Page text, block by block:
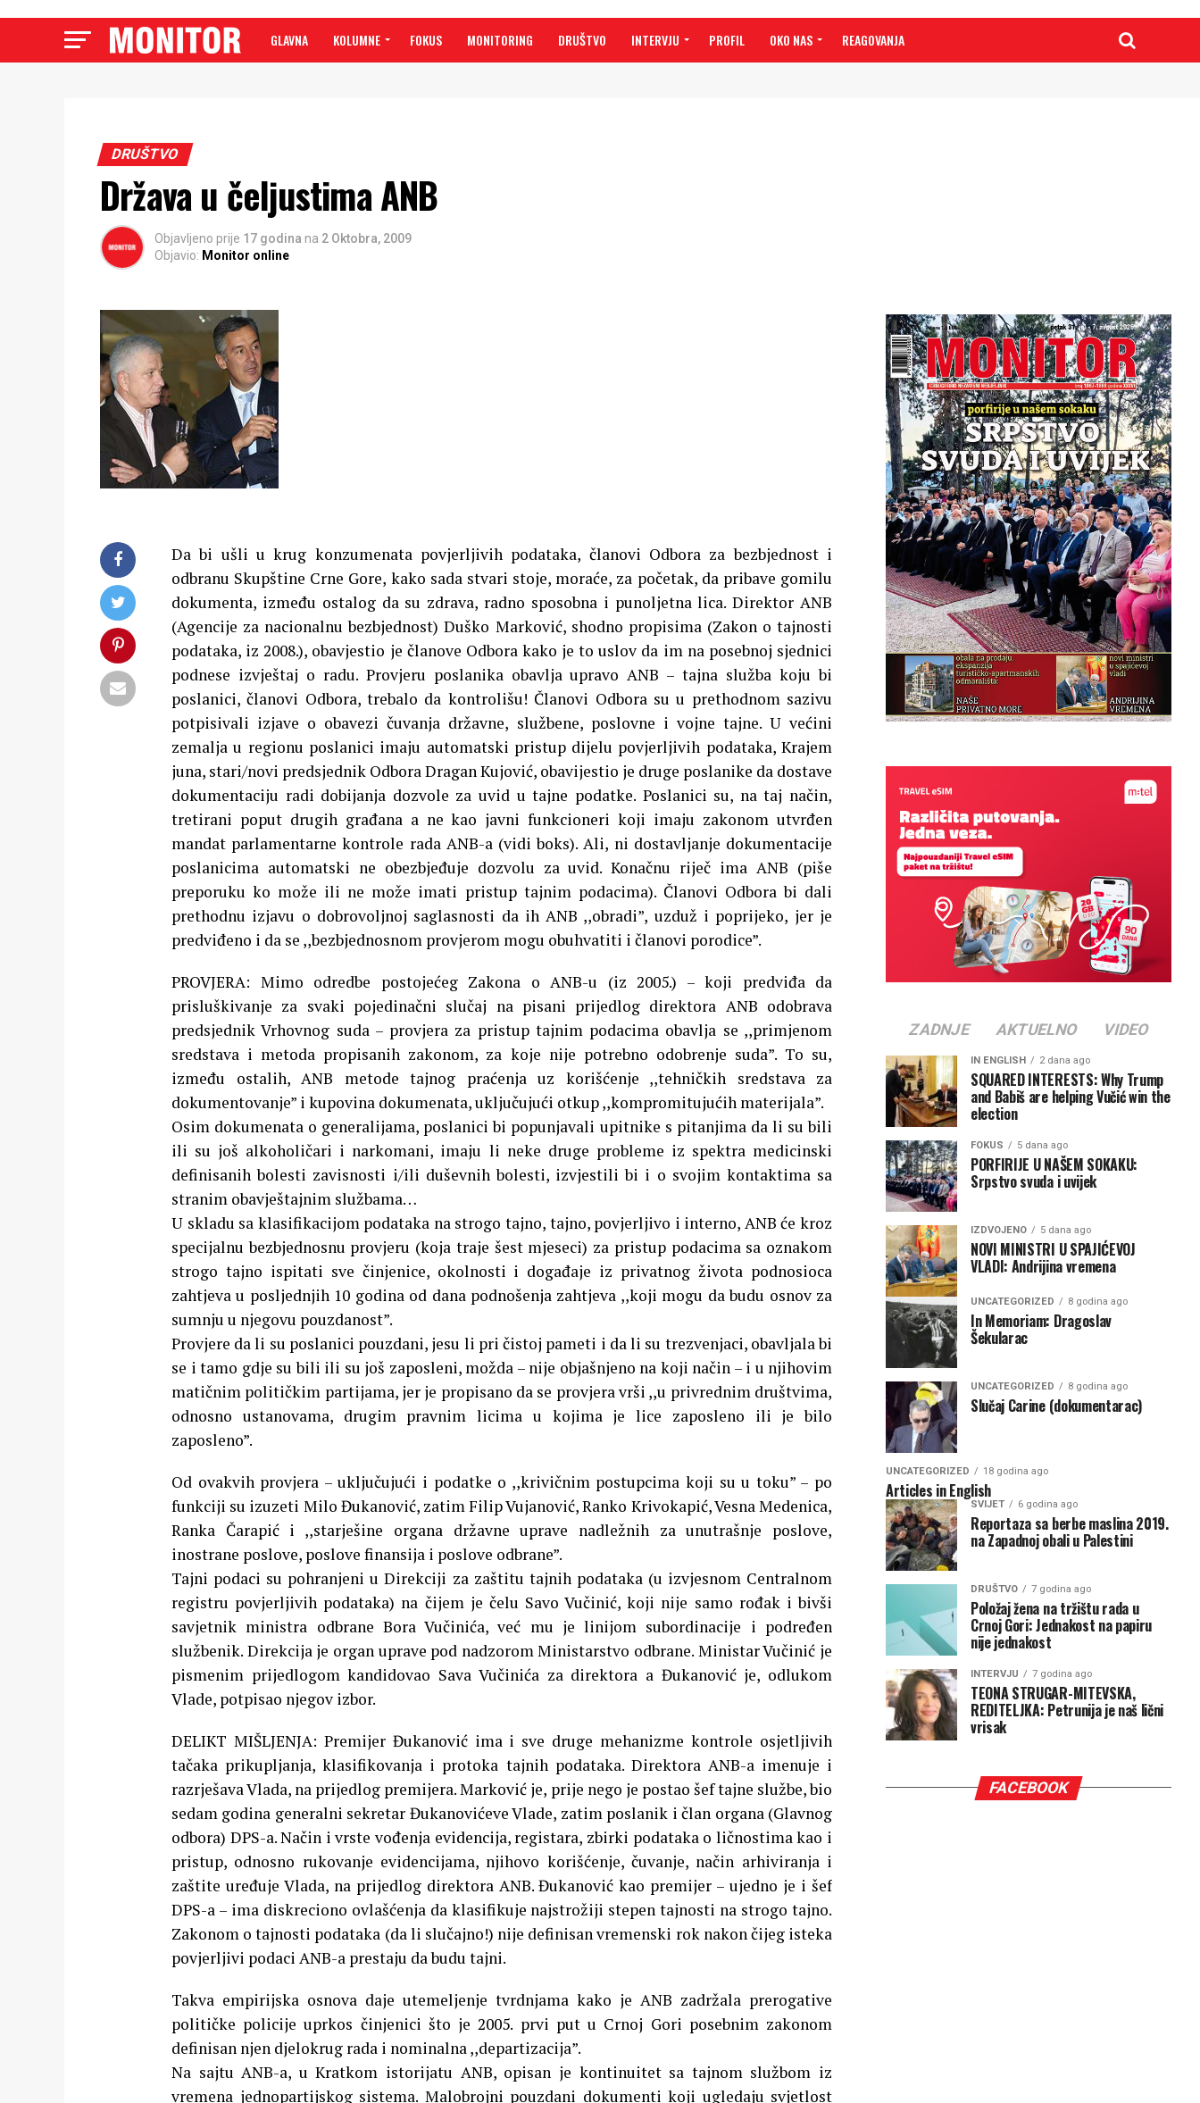
GLAVNA KOLUMNE FOKUS MONITORING DRUŠTVO INTERVJU PROFIL OKO NAS REAGOVANJA
DRUŠTVO
Država u čeljustima ANB
Objavljeno prije 17 godina na 2 Oktobra, 2009
Objavio: Monitor online
Da bi ušli u krug konzumenata povjerljivih podataka, članovi Odbora za bezbjednost i
odbranu Skupštine Crne Gore, kako sada stvari stoje, moraće, za početak, da pribave gomilu
dokumenta, između ostalog da su zdrava, radno sposobna i punoljetna lica. Direktor ANB
(Agencije za nacionalnu bezbjednost) Duško Marković, shodno propisima (Zakon o tajnosti
podataka, iz 2008.), obavjestio je članove Odbora kako je to uslov da im na posebnoj sjednici
podnese izvještaj o radu. Provjeru poslanika obavlja upravo ANB – tajna služba koju bi
poslanici, članovi Odbora, trebalo da kontrolišu! Članovi Odbora su u prethodnom sazivu
potpisivali izjave o obavezi čuvanja državne, službene, poslovne i vojne tajne. U većini
zemalja u regionu poslanici imaju automatski pristup dijelu povjerljivih podataka, Krajem
juna, stari/novi predsjednik Odbora Dragan Kujović, obavijestio je druge poslanike da dostave
dokumentaciju radi dobijanja dozvole za uvid u tajne podatke. Poslanici su, na taj način,
tretirani poput drugih građana a ne kao javni funkcioneri koji imaju zakonom utvrđen
mandat parlamentarne kontrole rada ANB-a (vidi boks). Ali, ni dostavljanje dokumentacije
poslanicima automatski ne obezbjeđuje dozvolu za uvid. Konačnu riječ ima ANB (piše
preporuku ko može ili ne može imati pristup tajnim podacima). Članovi Odbora bi dali
prethodnu izjavu o dobrovoljnoj saglasnosti da ih ANB ,,obradi”, uzduž i poprijeko, jer je
predviđeno i da se ,,bezbjednosnom provjerom mogu obuhvatiti i članovi porodice”.
PROVJERA: Mimo odredbe postojećeg Zakona o ANB-u (iz 2005.) – koji predviđa da
prisluškivanje za svaki pojedinačni slučaj na pisani prijedlog direktora ANB odobrava
predsjednik Vrhovnog suda – provjera za pristup tajnim podacima obavlja se ,,primjenom
sredstava i metoda propisanih zakonom, za koje nije potrebno odobrenje suda”. To su,
između ostalih, ANB metode tajnog praćenja uz korišćenje ,,tehničkih sredstava za
dokumentovanje” i kupovina dokumenata, uključujući otkup ,,kompromitujućih materijala”.
Osim dokumenata o generalijama, poslanici bi popunjavali upitnike s pitanjima da li su bili
ili su još alkoholičari i narkomani, imaju li neke druge probleme iz spektra medicinski
definisanih bolesti zavisnosti i/ili duševnih bolesti, izvjestili bi i o svojim kontaktima sa
stranim obavještajnim službama…
U skladu sa klasifikacijom podataka na strogo tajno, tajno, povjerljivo i interno, ANB će kroz
specijalnu bezbjednosnu provjeru (koja traje šest mjeseci) za pristup podacima sa oznakom
strogo tajno ispitati sve činjenice, okolnosti i događaje iz privatnog života podnosioca
zahtjeva u posljednjih 10 godina od dana podnošenja zahtjeva ,,koji mogu da budu osnov za
sumnju u njegovu pouzdanost”.
Provjere da li su poslanici pouzdani, jesu li pri čistoj pameti i da li su trezvenjaci, obavljala bi
se i tamo gdje su bili ili su još zaposleni, možda – nije objašnjeno na koji način – i u njihovim
matičnim političkim partijama, jer je propisano da se provjera vrši ,,u privrednim društvima,
odnosno ustanovama, drugim pravnim licima u kojima je lice zaposleno ili je bilo
zaposleno”.
Od ovakvih provjera – uključujući i podatke o ,,krivičnim postupcima koji su u toku” – po
funkciji su izuzeti Milo Đukanović, zatim Filip Vujanović, Ranko Krivokapić, Vesna Medenica,
Ranka Čarapić i ,,starješine organa državne uprave nadležnih za unutrašnje poslove,
inostrane poslove, poslove finansija i poslove odbrane”.
Tajni podaci su pohranjeni u Direkciji za zaštitu tajnih podataka (u izvjesnom Centralnom
registru povjerljivih podataka) na čijem je čelu Savo Vučinić, koji nije samo rođak i bivši
savjetnik ministra odbrane Bora Vučinića, već mu je linijom subordinacije i podređen
službenik. Direkcija je organ uprave pod nadzorom Ministarstvo odbrane. Ministar Vučinić je
pismenim prijedlogom kandidovao Sava Vučinića za direktora a Đukanović je, odlukom
Vlade, potpisao njegov izbor.
DELIKT MIŠLJENJA: Premijer Đukanović ima i sve druge mehanizme kontrole osjetljivih
tačaka prikupljanja, klasifikovanja i protoka tajnih podataka. Direktora ANB-a imenuje i
razrješava Vlada, na prijedlog premijera. Marković je, prije nego je postao šef tajne službe, bio
sedam godina generalni sekretar Đukanovićeve Vlade, zatim poslanik i član organa (Glavnog
odbora) DPS-a. Način i vrste vođenja evidencija, registara, zbirki podataka o ličnostima kao i
pristup, odnosno rukovanje evidencijama, njihovo korišćenje, čuvanje, način arhiviranja i
zaštite uređuje Vlada, na prijedlog direktora ANB. Đukanović kao premijer – ujedno je i šef
DPS-a – ima diskreciono ovlašćenja da klasifikuje najstrožiji stepen tajnosti na strogo tajno.
Zakonom o tajnosti podataka (da li slučajno!) nije definisan vremenski rok nakon čijeg isteka
povjerljivi podaci ANB-a prestaju da budu tajni.
Takva empirijska osnova daje utemeljenje tvrdnjama kako je ANB zadržala prerogative
političke policije uprkos činjenici što je 2005. prvi put u Crnoj Gori posebnim zakonom
definisan njen djelokrug rada i nominalna ,,departizacija”.
Na sajtu ANB-a, u Kratkom istorijatu ANB, opisan je kontinuitet sa tajnom službom iz
vremena jednopartijskog sistema. Malobrojni pouzdani dokumenti koji ugledaju svjetlost
ZADNJE AKTUELNO VIDEO
IN ENGLISH 2 dana ago
SQUARED INTERESTS: Why Trump
and Babiš are helping Vučić win the
election
FOKUS 5 dana ago
PORFIRIJE U NAŠEM SOKAKU:
Srpstvo svuda i uvijek
IZDVOJENO 5 dana ago
NOVI MINISTRI U SPAJIĆEVOJ
VLADI: Andrijina vremena
UNCATEGORIZED 8 godina ago
In Memoriam: Dragoslav
Šekularac
UNCATEGORIZED 8 godina ago
Slučaj Carine (dokumentarac)
UNCATEGORIZED 18 godina ago
Articles in English
SVIJET 6 godina ago
Reportaza sa berbe maslina 2019.
na Zapadnoj obali u Palestini
DRUŠTVO 7 godina ago
Položaj žena na tržištu rada u
Crnoj Gori: Jednakost na papiru
nije jednakost
INTERVJU 7 godina ago
TEONA STRUGAR-MITEVSKA,
REDITELJKA: Petrunija je naš lični
vrisak
FACEBOOK